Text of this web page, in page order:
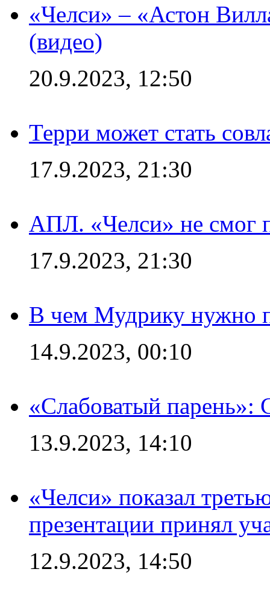
«Челси» – «Астон
(видео)
20.9.2023, 12:50
Терри может стать
17.9.2023, 21:30
АПЛ. «Челси» не смог
17.9.2023, 21:30
В чем Мудрику нужно
14.9.2023, 00:10
«Слабоватый парень»:
13.9.2023, 14:10
«Челси» показал
презентации принял
12.9.2023, 14:50